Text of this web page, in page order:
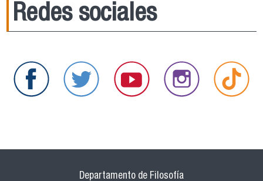
Redes sociales
Departamento de Filosofía